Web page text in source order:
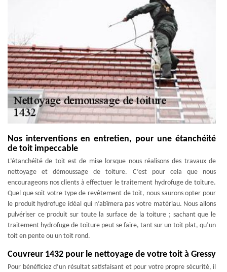
Nos interventions en entretien, pour une étanchéité
de toit impeccable
L’étanchéité de toit est de mise lorsque nous réalisons des travaux de
nettoyage et démoussage de toiture. C’est pour cela que nous
encourageons nos clients à effectuer le traitement hydrofuge de toiture.
Quel que soit votre type de revêtement de toit, nous saurons opter pour
le produit hydrofuge idéal qui n’abîmera pas votre matériau. Nous allons
pulvériser ce produit sur toute la surface de la toiture ; sachant que le
traitement hydrofuge de toiture peut se faire, tant sur un toit plat, qu’un
toit en pente ou un toit rond.
Couvreur 1432 pour le nettoyage de votre toit à Gressy
Pour bénéficiez d’un résultat satisfaisant et pour votre propre sécurité, il